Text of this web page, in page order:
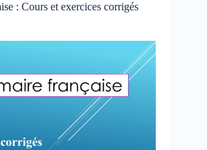
: Cours et exercices corrigés